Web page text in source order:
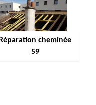
Réparation cheminée
59